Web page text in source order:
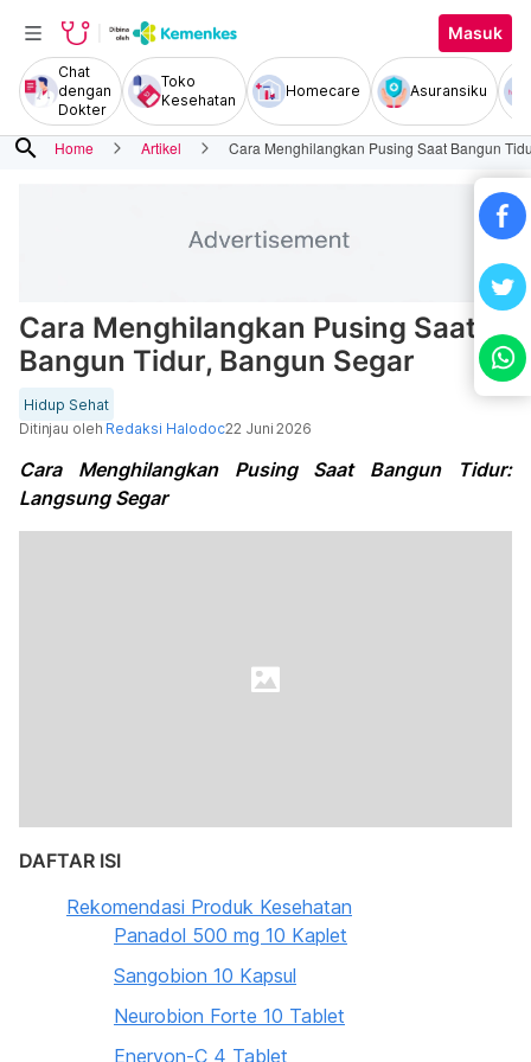
Masuk
Chat
dengan
Dokter
Toko
Kesehatan
Homecare Asuransiku
search Home Artikel Cara Menghilangkan Pusing Saat Bangun
Cara Menghilangkan Pusing Saat
Bangun Tidur, Bangun Segar
Hidup Sehat
Ditinjau oleh Redaksi Halodoc22 Juni 2026
Cara Menghilangkan Pusing Saat Bangun Tidur:
Langsung Segar
DAFTAR ISI
Rekomendasi Produk Kesehatan
Panadol 500 mg 10 Kaplet
Sangobion 10 Kapsul
Neurobion Forte 10 Tablet
Enervon-C 4 Tablet